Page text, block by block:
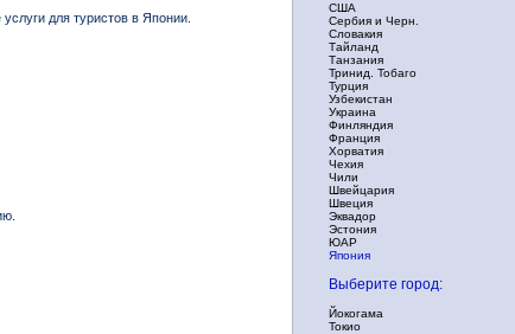
для туристов в Японии.
США
Сербия и Черн.
Словакия
Тайланд
Танзания
Тринид. Тобаго
Турция
Узбекистан
Украина
Финляндия
Франция
Хорватия
Чехия
Чили
Швейцария
Швеция
Эквадор
Эстония
ЮАР
Япония
Выберите город:
Йокогама
Токио